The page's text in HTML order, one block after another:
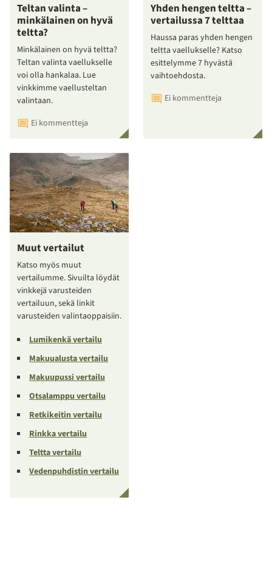
Teltan valinta –
minkälainen on hyvä
teltta?
Minkälainen on hyvä teltta?
Teltan valinta vaellukselle
voi olla hankalaa. Lue
vinkkimme vaellusteltan
valintaan.
Ei kommentteja
Yhden hengen teltta –
vertailussa 7 telttaa
Haussa paras yhden hengen
teltta vaellukselle? Katso
esittelymme 7 hyvästä
vaihtoehdosta.
Ei kommentteja
Muut vertailut
Katso myös muut
vertailumme. Sivuilta löydät
vinkkejä varusteiden
vertailuun, sekä linkit
varusteiden valintaoppaisiin.
Lumikenkä vertailu
Makuualusta vertailu
Makuupussi vertailu
Otsalamppu vertailu
Retkikeitin vertailu
Rinkka vertailu
Teltta vertailu
Vedenpuhdistin vertailu